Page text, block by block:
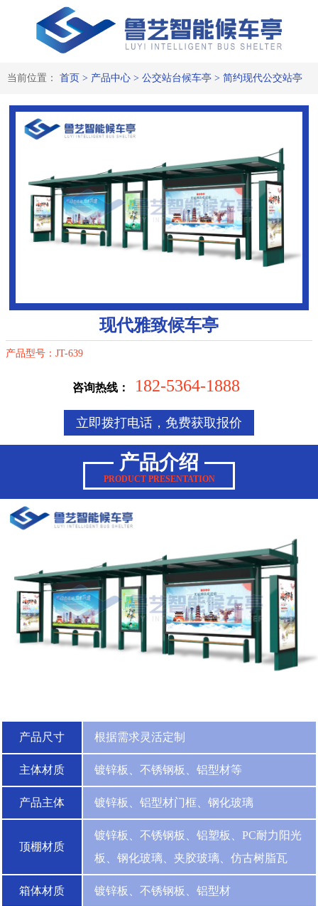
当前位置： 首页 > 产品中心> 公交站台候车亭> 简约现代公交站亭
现代雅致候车亭
产品型号：JT-639
咨询热线： 182-5364-1888
立即拨打电话，免费获取报价
产品介绍
PRODUCT PRESENTATION
产品尺寸 根据需求灵活定制
主体材质 镀锌板、不锈钢板、铝型材等
产品主体 镀锌板、铝型材门框、钢化玻璃
顶棚材质
镀锌板、不锈钢板、铝塑板、PC耐力阳光
板、钢化玻璃、夹胶玻璃、仿古树脂瓦
箱体材质 镀锌板、不锈钢板、铝型材